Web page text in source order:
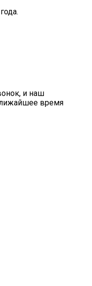
и наш
время